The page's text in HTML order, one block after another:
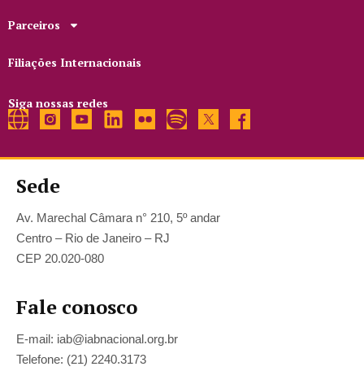
Parceiros
Filiações Internacionais
Siga nossas redes
Sede
Av. Marechal Câmara n° 210, 5º andar
Centro – Rio de Janeiro – RJ
CEP 20.020-080
Fale conosco
E-mail: iab@iabnacional.org.br
Telefone: (21) 2240.3173